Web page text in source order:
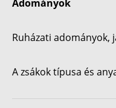
Adományok
Ruházati adományok,
A zsákok típusa és